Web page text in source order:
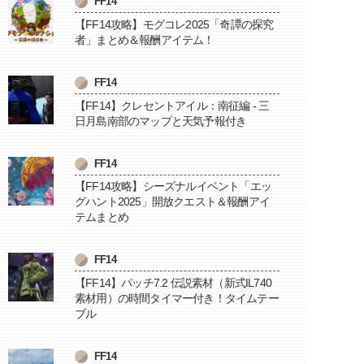
【FF14攻略】モグコレ2025「奇譚の探究
者」まとめ＆報酬アイテム！
FF14
【FF14】クレセントアイル：南征編 - 三
日月島南部のマップと天気予報付き
FF14
【FF14攻略】シーズナルイベント「エッ
グハント2025」開放クエスト＆報酬アイ
テムまとめ
FF14
【FF14】パッチ7.2 伝説素材（新式IL740
素材用）の時間タイマー付き！タイムテー
ブル
FF14